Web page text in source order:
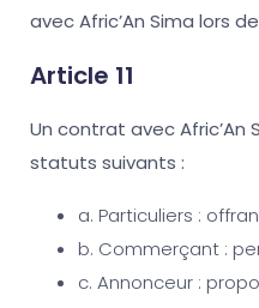
avec Afric’An Sima lors
Article 11
Un contrat avec Afric’An
statuts suivants :
a. Particuliers :
b. Commerçant :
c. Annonceur :